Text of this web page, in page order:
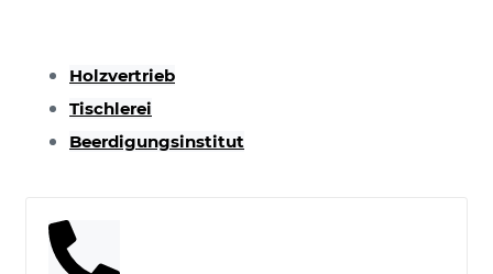
Holzvertrieb
Tischlerei
Beerdigungsinstitut